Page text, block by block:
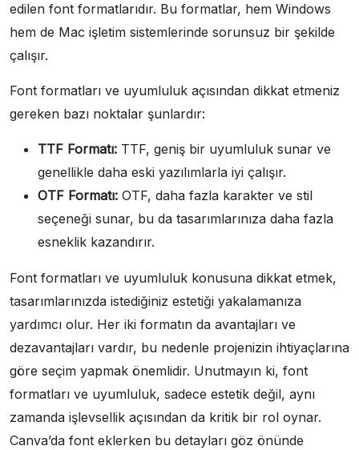
edilen font formatlarıdır. Bu formatlar, hem Windows
hem de Mac işletim sistemlerinde sorunsuz bir şekilde
çalışır.
Font formatları ve uyumluluk açısından dikkat etmeniz
gereken bazı noktalar şunlardır:
TTF Formatı: TTF, geniş bir uyumluluk sunar ve
genellikle daha eski yazılımlarla iyi çalışır.
OTF Formatı: OTF, daha fazla karakter ve stil
seçeneği sunar, bu da tasarımlarınıza daha fazla
esneklik kazandırır.
Font formatları ve uyumluluk konusuna dikkat etmek,
tasarımlarınızda istediğiniz estetiği yakalamanıza
yardımcı olur. Her iki formatın da avantajları ve
dezavantajları vardır, bu nedenle projenizin ihtiyaçlarına
göre seçim yapmak önemlidir. Unutmayın ki, font
formatları ve uyumluluk, sadece estetik değil, aynı
zamanda işlevsellik açısından da kritik bir rol oynar.
Canva’da font eklerken bu detayları göz önünde